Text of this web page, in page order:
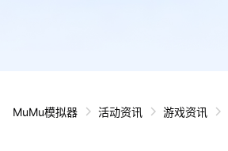
MuMu模拟器 活动资讯 游戏资讯